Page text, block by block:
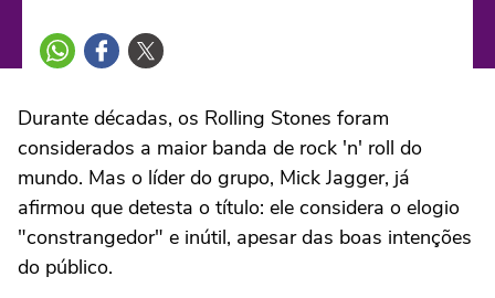
Durante décadas, os Rolling Stones foram
considerados a maior banda de rock 'n' roll do
mundo. Mas o líder do grupo, Mick Jagger, já
afirmou que detesta o título: ele considera o elogio
"constrangedor" e inútil, apesar das boas intenções
do público.